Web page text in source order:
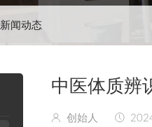
新闻动态
中医体质辨
创始人